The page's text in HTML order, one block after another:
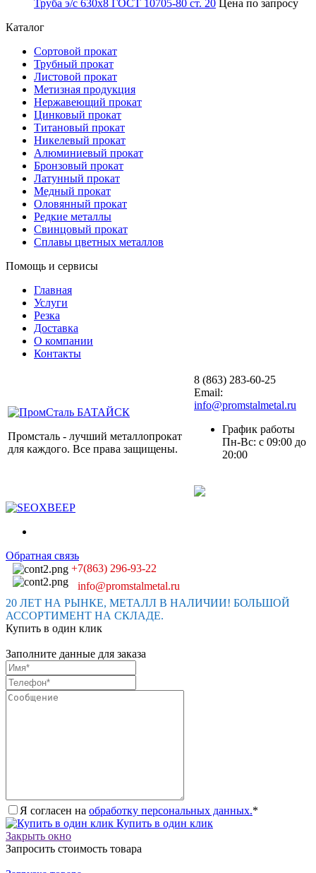
Труба э/с 630х8 ГОСТ 10705-80 ст. 20 Цена по запросу
Каталог
Сортовой прокат
Трубный прокат
Листовой прокат
Метизная продукция
Нержавеющий прокат
Цинковый прокат
Титановый прокат
Никелевый прокат
Алюминиевый прокат
Бронзовый прокат
Латунный прокат
Медный прокат
Оловянный прокат
Редкие металлы
Свинцовый прокат
Сплавы цветных металлов
Помощь и сервисы
Главная
Услуги
Резка
Доставка
О компании
Контакты
Промсталь - лучший металлопрокат
для каждого. Все права защищены.
8 (863) 283-60-25
Email:
info@promstalmetal.ru
График работы
Пн-Вс: с 09:00 до
20:00
Обратная связь
+7(863) 296-93-22
info@promstalmetal.ru
20 ЛЕТ НА РЫНКЕ, МЕТАЛЛ В НАЛИЧИИ! БОЛЬШОЙ
АССОРТИМЕНТ НА СКЛАДЕ.
Купить в один клик
Заполните данные для заказа
Я согласен на обработку персональных данных.*
Купить в один клик
Закрыть окно
Запросить стоимость товара